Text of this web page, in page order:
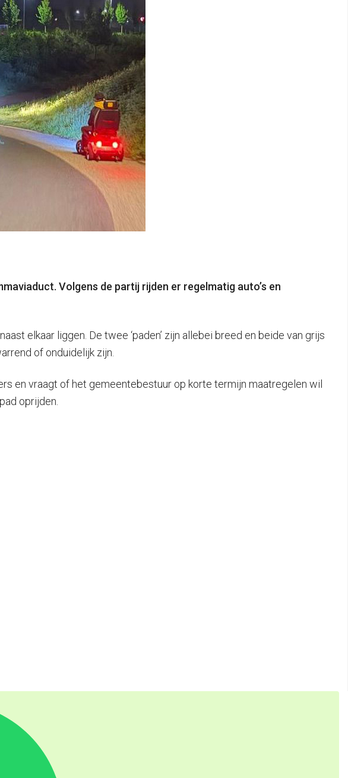
Volgens de partij rijden er regelmatig auto’s en
elkaar liggen. De twee ‘paden’ zijn allebei breed en beide van grijs
of onduidelijk zijn.
en vraagt of het gemeentebestuur op korte termijn maatregelen wil
oprijden.